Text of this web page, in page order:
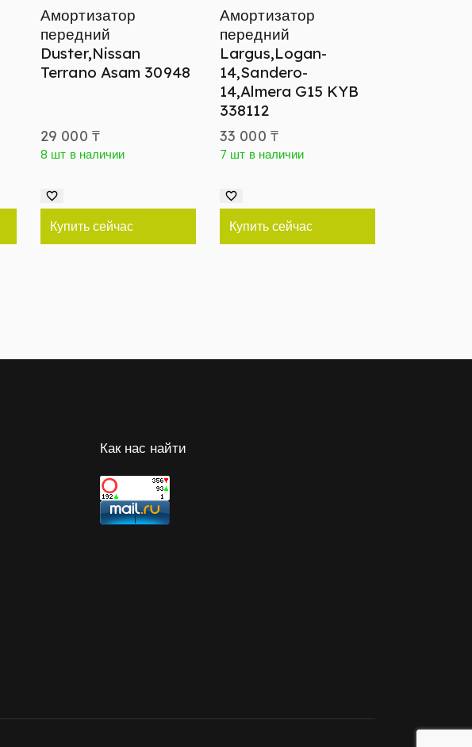
Амортизатор
передний
Duster,Nissan
Terrano Asam 30948
29 000 ₸
8 шт в наличии
Купить сейчас
Амортизатор
передний
Largus,Logan-
14,Sandero-
14,Almera G15 KYB
338112
33 000 ₸
7 шт в наличии
Купить сейчас
Как нас найти